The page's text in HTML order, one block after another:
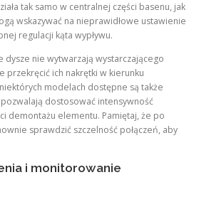
tak samo w centralnej części basenu, jak
wskazywać na nieprawidłowe ustawienie
regulacji kąta wypływu.
dysze nie wytwarzają wystarczającego
przekręcić ich nakrętki w kierunku
modelach dostępne są także
dostosować intensywność
demontażu elementu. Pamiętaj, że po
sprawdzić szczelność połączeń, aby
i monitorowanie